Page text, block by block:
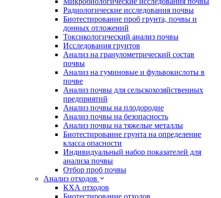
Радиологические исследования почвы
Биотестирование проб грунта, почвы и
донных отложений
Токсикологический анализ почвы
Исследования грунтов
Анализ на гранулометрический состав
почвы
Анализ на гуминовые и фульвокислоты в
почве
Анализ почвы для сельскохозяйственных
предприятий
Анализ почвы на плодородие
Анализ почвы на безопасность
Анализ почвы на тяжелые металлы
Биотестирование грунта на определение
класса опасности
Индивидуальный набор показателей для
анализа почвы
Отбор проб почвы
Анализ отходов
КХА отходов
Биотестирование отходов